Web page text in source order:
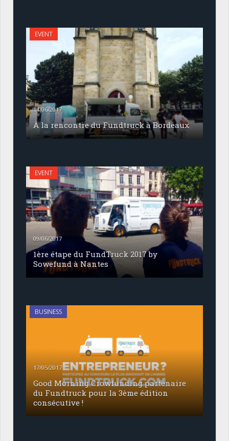
EVENT
14/06/2017
À la rencontre du Fundtruck à Bordeaux
EVENT
09/06/2017
1ère étape du FundTruck 2017 by
Sowefund à Nantes
BUSINESS
17/05/2017
Good Morning Crowfunding partenaire
du Fundtruck pour la 3ème édition
consécutive !